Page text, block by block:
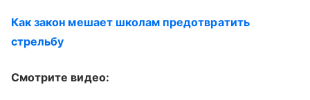
Как закон мешает школам предотвратить
стрельбу
Смотрите видео: